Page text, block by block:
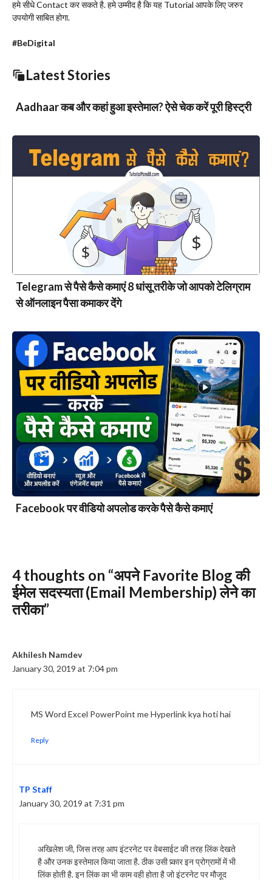
हमे सीधे Contact कर सकते है. हमे उम्मीद है कि यह Tutorial आपके लिए जरुर
उपयोगी साबित होगा.
#BeDigital
Latest Stories
Aadhaar कब और कहां हुआ इस्तेमाल? ऐसे चेक करें पूरी हिस्ट्री
Telegram से पैसे कैसे कमाएं 8 धांसू तरीके जो आपको टेलिग्राम
से ऑनलाइन पैसा कमाकर देंगे
Facebook पर वीडियो अपलोड करके पैसे कैसे कमाएं
4 thoughts on “अपने Favorite Blog की
ईमेल सदस्यता (Email Membership) लेने का
तरीका”
Akhilesh Namdev
January 30, 2019 at 7:04 pm
MS Word Excel PowerPoint me Hyperlink kya hoti hai
Reply
TP Staff
January 30, 2019 at 7:31 pm
अखिलेश जी, जिस तरह आप इंटरनेट पर वेबसाईट की तरह लिंक देखते
है और उनक इस्तेमाल किया जाता है. ठीक उसी प्र्कार इन प्रोग्रामों में भी
लिंक होती है. इन लिंक का भी काम वही होता है जो इंटरनेट पर मौजूद